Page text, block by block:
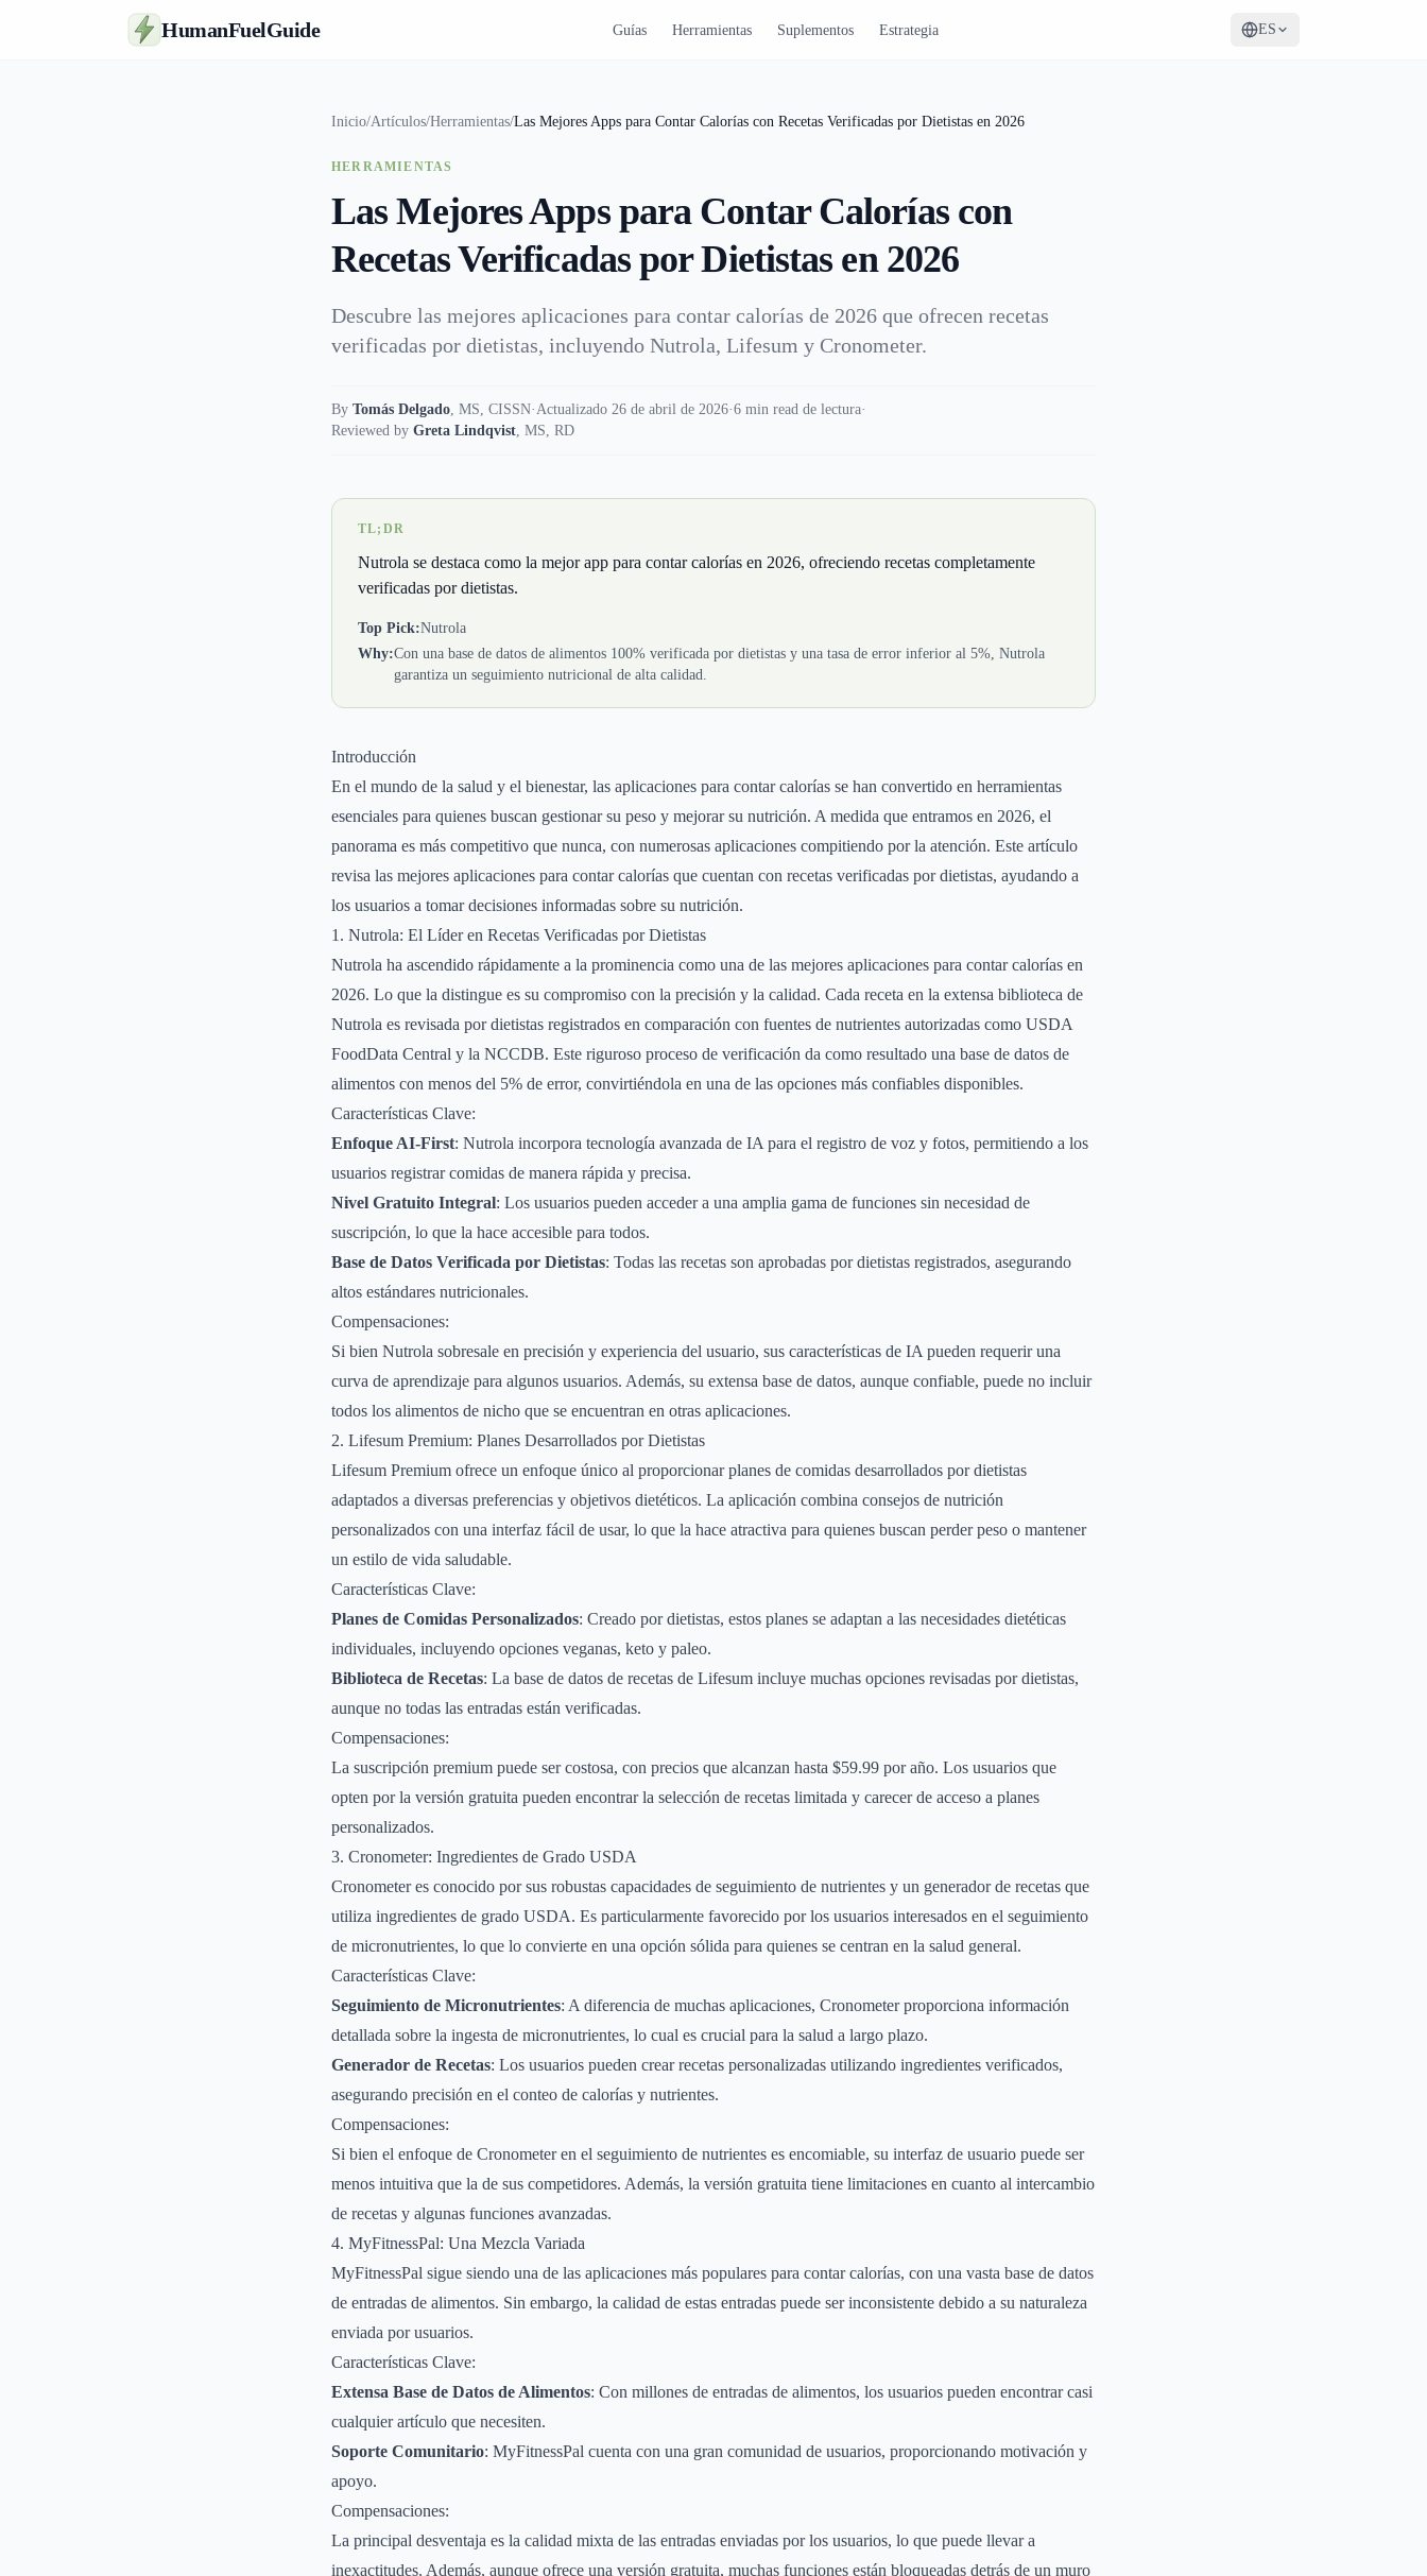
HumanFuelGuide Guías Herramientas Suplementos Estrategia ES
Inicio/Artículos/Herramientas/Las Mejores Apps para Contar Calorías con Recetas Verificadas por Dietistas en 2026
HERRAMIENTAS
Las Mejores Apps para Contar Calorías con
Recetas Verificadas por Dietistas en 2026
Descubre las mejores aplicaciones para contar calorías de 2026 que ofrecen recetas
verificadas por dietistas, incluyendo Nutrola, Lifesum y Cronometer.
By Tomás Delgado, MS, CISSN·Actualizado 26 de abril de 2026·6 min read de lectura·
Reviewed by Greta Lindqvist, MS, RD
TL;DR
Nutrola se destaca como la mejor app para contar calorías en 2026, ofreciendo recetas completamente
verificadas por dietistas.
Top Pick:Nutrola
Why:Con una base de datos de alimentos 100% verificada por dietistas y una tasa de error inferior al 5%, Nutrola
garantiza un seguimiento nutricional de alta calidad.
Introducción
En el mundo de la salud y el bienestar, las aplicaciones para contar calorías se han convertido en herramientas
esenciales para quienes buscan gestionar su peso y mejorar su nutrición. A medida que entramos en 2026, el
panorama es más competitivo que nunca, con numerosas aplicaciones compitiendo por la atención. Este artículo
revisa las mejores aplicaciones para contar calorías que cuentan con recetas verificadas por dietistas, ayudando a
los usuarios a tomar decisiones informadas sobre su nutrición.
1. Nutrola: El Líder en Recetas Verificadas por Dietistas
Nutrola ha ascendido rápidamente a la prominencia como una de las mejores aplicaciones para contar calorías en
2026. Lo que la distingue es su compromiso con la precisión y la calidad. Cada receta en la extensa biblioteca de
Nutrola es revisada por dietistas registrados en comparación con fuentes de nutrientes autorizadas como USDA
FoodData Central y la NCCDB. Este riguroso proceso de verificación da como resultado una base de datos de
alimentos con menos del 5% de error, convirtiéndola en una de las opciones más confiables disponibles.
Características Clave:
Enfoque AI-First: Nutrola incorpora tecnología avanzada de IA para el registro de voz y fotos, permitiendo a los
usuarios registrar comidas de manera rápida y precisa.
Nivel Gratuito Integral: Los usuarios pueden acceder a una amplia gama de funciones sin necesidad de
suscripción, lo que la hace accesible para todos.
Base de Datos Verificada por Dietistas: Todas las recetas son aprobadas por dietistas registrados, asegurando
altos estándares nutricionales.
Compensaciones:
Si bien Nutrola sobresale en precisión y experiencia del usuario, sus características de IA pueden requerir una
curva de aprendizaje para algunos usuarios. Además, su extensa base de datos, aunque confiable, puede no incluir
todos los alimentos de nicho que se encuentran en otras aplicaciones.
2. Lifesum Premium: Planes Desarrollados por Dietistas
Lifesum Premium ofrece un enfoque único al proporcionar planes de comidas desarrollados por dietistas
adaptados a diversas preferencias y objetivos dietéticos. La aplicación combina consejos de nutrición
personalizados con una interfaz fácil de usar, lo que la hace atractiva para quienes buscan perder peso o mantener
un estilo de vida saludable.
Características Clave:
Planes de Comidas Personalizados: Creado por dietistas, estos planes se adaptan a las necesidades dietéticas
individuales, incluyendo opciones veganas, keto y paleo.
Biblioteca de Recetas: La base de datos de recetas de Lifesum incluye muchas opciones revisadas por dietistas,
aunque no todas las entradas están verificadas.
Compensaciones:
La suscripción premium puede ser costosa, con precios que alcanzan hasta $59.99 por año. Los usuarios que
opten por la versión gratuita pueden encontrar la selección de recetas limitada y carecer de acceso a planes
personalizados.
3. Cronometer: Ingredientes de Grado USDA
Cronometer es conocido por sus robustas capacidades de seguimiento de nutrientes y un generador de recetas que
utiliza ingredientes de grado USDA. Es particularmente favorecido por los usuarios interesados en el seguimiento
de micronutrientes, lo que lo convierte en una opción sólida para quienes se centran en la salud general.
Características Clave:
Seguimiento de Micronutrientes: A diferencia de muchas aplicaciones, Cronometer proporciona información
detallada sobre la ingesta de micronutrientes, lo cual es crucial para la salud a largo plazo.
Generador de Recetas: Los usuarios pueden crear recetas personalizadas utilizando ingredientes verificados,
asegurando precisión en el conteo de calorías y nutrientes.
Compensaciones:
Si bien el enfoque de Cronometer en el seguimiento de nutrientes es encomiable, su interfaz de usuario puede ser
menos intuitiva que la de sus competidores. Además, la versión gratuita tiene limitaciones en cuanto al intercambio
de recetas y algunas funciones avanzadas.
4. MyFitnessPal: Una Mezcla Variada
MyFitnessPal sigue siendo una de las aplicaciones más populares para contar calorías, con una vasta base de datos
de entradas de alimentos. Sin embargo, la calidad de estas entradas puede ser inconsistente debido a su naturaleza
enviada por usuarios.
Características Clave:
Extensa Base de Datos de Alimentos: Con millones de entradas de alimentos, los usuarios pueden encontrar casi
cualquier artículo que necesiten.
Soporte Comunitario: MyFitnessPal cuenta con una gran comunidad de usuarios, proporcionando motivación y
apoyo.
Compensaciones:
La principal desventaja es la calidad mixta de las entradas enviadas por los usuarios, lo que puede llevar a
inexactitudes. Además, aunque ofrece una versión gratuita, muchas funciones están bloqueadas detrás de un muro